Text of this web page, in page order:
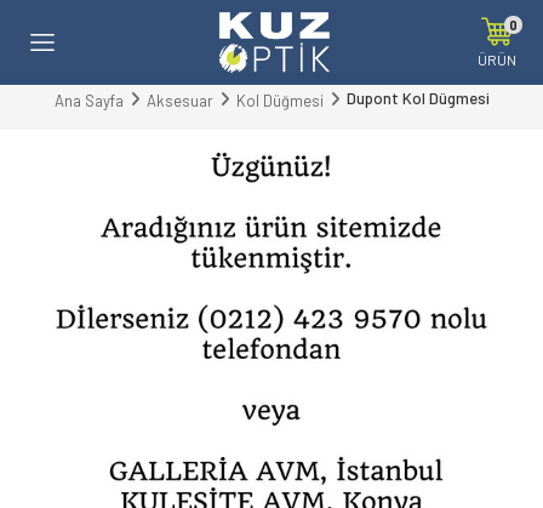
0
ÜRÜN
Ana Sayfa Aksesuar Kol Düğmesi Dupont Kol Dügmesi